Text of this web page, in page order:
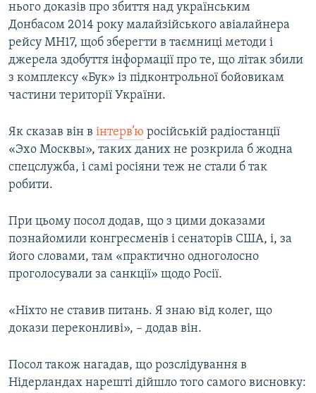
Усі сайти RFE/RL
нього доказів про збиття над українським
Донбасом 2014 року малайзійського авіалайнера
рейсу MH17, щоб зберегти в таємниці методи і
джерела здобуття інформації про те, що літак збили
з комплексу «Бук» із підконтрольної бойовикам
частини території України.
Як сказав він в інтерв’ю російській радіостанції
«Эхо Москвы», таких даних не розкрила б жодна
спецслужба, і самі росіяни теж не стали б так
робити.
При цьому посол додав, що з цими доказами
познайомили конгресменів і сенаторів США, і, за
його словами, там «практично одноголосно
проголосували за санкції» щодо Росії.
«Ніхто не ставив питань. Я знаю від колег, що
докази переконливі», – додав він.
Посол також нагадав, що розслідування в
Нідерландах нарешті дійшло того самого висновку: